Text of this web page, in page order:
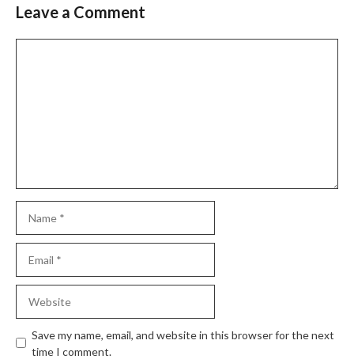
Leave a Comment
Save my name, email, and website in this browser for the next
time I comment.